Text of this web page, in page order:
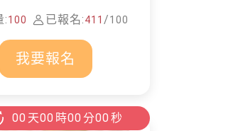
防蚊液
:100 已報名:411 /100
我要報名
00 天00 時00 分00 秒